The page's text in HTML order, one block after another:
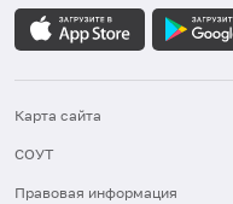
Карта сайта
СОУТ
Правовая информация